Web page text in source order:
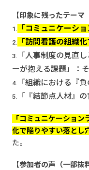
【印象に残ったテーマ
「コミュニケーシ
「訪問看護の組織
「人事制度の見直
ーが抱える課題」：
「組織における『
「『結節点人材』
「コミュニケーショ
化で陥りやすい落とし
た。
【参加者の声（一部抜